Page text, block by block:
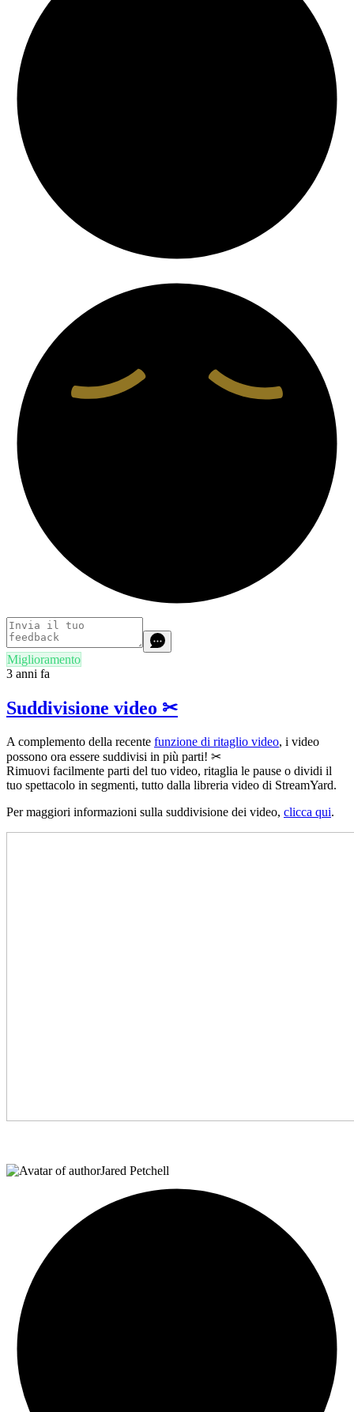
Miglioramento
3 anni fa
Suddivisione video ✂
A complemento della recente funzione di ritaglio video, i video
possono ora essere suddivisi in più parti! ✂
Rimuovi facilmente parti del tuo video, ritaglia le pause o dividi il
tuo spettacolo in segmenti, tutto dalla libreria video di StreamYard.
Per maggiori informazioni sulla suddivisione dei video, clicca qui.
Jared Petchell